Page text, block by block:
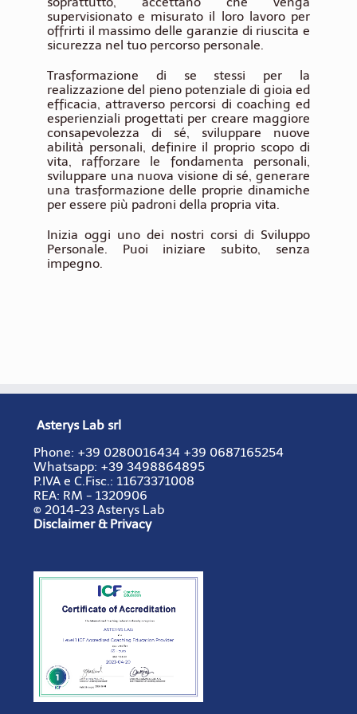
supervisionato e misurato il loro lavoro per
offrirti il massimo delle garanzie di riuscita e
sicurezza nel tuo percorso personale.
Trasformazione di se stessi per la
realizzazione del pieno potenziale di gioia ed
efficacia, attraverso percorsi di coaching ed
esperienziali progettati per creare maggiore
consapevolezza di sé, sviluppare nuove
abilità personali, definire il proprio scopo di
vita, rafforzare le fondamenta personali,
sviluppare una nuova visione di sé, generare
una trasformazione delle proprie dinamiche
per essere più padroni della propria vita.
Inizia oggi uno dei nostri corsi di Sviluppo
Personale. Puoi iniziare subito, senza
impegno.
Asterys Lab srl
Phone: +39 0280016434 +39 0687165254
Whatsapp: +39 3498864895
P.IVA e C.Fisc.: 11673371008
REA: RM - 1320906
© 2014-23 Asterys Lab
Disclaimer & Privacy